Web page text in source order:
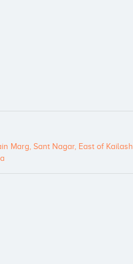
Marg, Sant Nagar, East of Kailash,